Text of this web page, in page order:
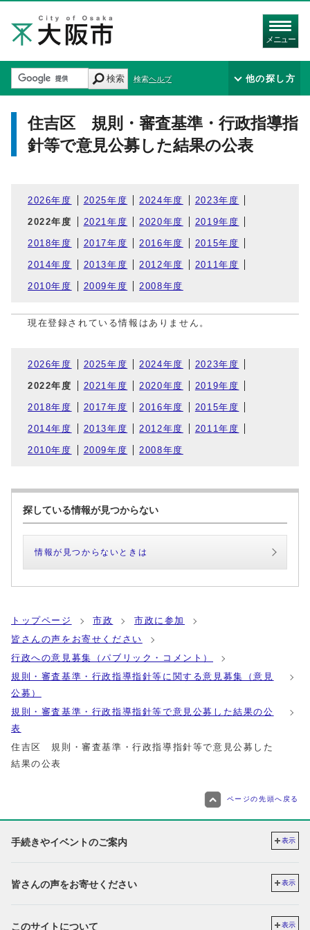
メニュー
検索 検索ヘルプ 他の探し方
住吉区 規則・審査基準・行政指導指
針等で意見公募した結果の公表
2026年度 2025年度 2024年度 2023年度
2022年度 2021年度 2020年度 2019年度
2018年度 2017年度 2016年度 2015年度
2014年度 2013年度 2012年度 2011年度
2010年度 2009年度 2008年度
現在登録されている情報はありません。
2026年度 2025年度 2024年度 2023年度
2022年度 2021年度 2020年度 2019年度
2018年度 2017年度 2016年度 2015年度
2014年度 2013年度 2012年度 2011年度
2010年度 2009年度 2008年度
探している情報が見つからない
情報が見つからないときは
トップページ 市政
市政に参加
皆さんの声をお寄せください
行政への意見募集（パブリック・コメント）
規則・審査基準・行政指導指針等に関する意見募集（意見
公募）
規則・審査基準・行政指導指針等で意見公募した結果の公
表
住吉区 規則・審査基準・行政指導指針等で意見公募した
結果の公表
ページの先頭へ戻る
手続きやイベントのご案内 表示
皆さんの声をお寄せください 表示
このサイトについて 表示